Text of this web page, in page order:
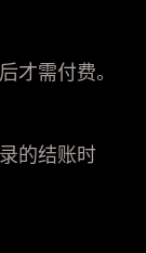
才需付费。
的结账时